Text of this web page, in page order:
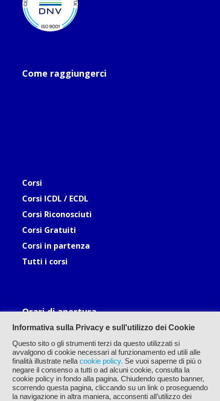
Come raggiungerci
Corsi
Corsi ICDL / ECDL
Corsi Riconosciuti
Corsi Gratuiti
Corsi in partenza
Tutti i corsi
Orari di apertura
Lun: 09.30-12.30, 16.00-19.00
Mar: 09.30-12.30, 16.00-19.00
Mer: 09.30-12.30, 16.00-19.00
Gio: 09.30-12.30, 16.00-19.00
Ven: 09.30-12.30, 16.00-19.00
Informativa sulla Privacy e sull'utilizzo dei Cookie
Questo sito o gli strumenti terzi da questo utilizzati si
avvalgono di cookie necessari al funzionamento ed utili alle
finalità illustrate nella cookie policy. Se vuoi saperne di più o
negare il consenso a tutti o ad alcuni cookie, consulta la
cookie policy in fondo alla pagina. Chiudendo questo banner,
scorrendo questa pagina, cliccando su un link o proseguendo
la navigazione in altra maniera, acconsenti all’utilizzo dei